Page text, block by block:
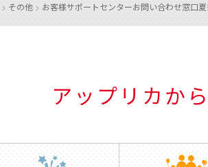
> その他 > お客様サポートセンターお問い合わせ窓口
アップリカか